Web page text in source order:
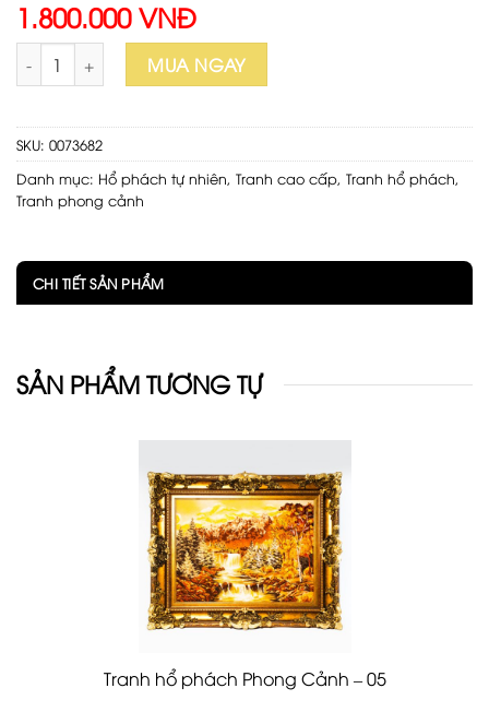
1.800.000 VNĐ
Tranh hổ phách “Phong cảnh” 19×28 cm số lượng
MUA NGAY
SKU: 0073682
Danh mục: Hổ phách tự nhiên Tranh cao cấp Tranh hổ phách
Tranh phong cảnh
CHI TIẾT SẢN PHẨM
SẢN PHẨM TƯƠNG TỰ
Tranh hổ phách Phong Cảnh – 05